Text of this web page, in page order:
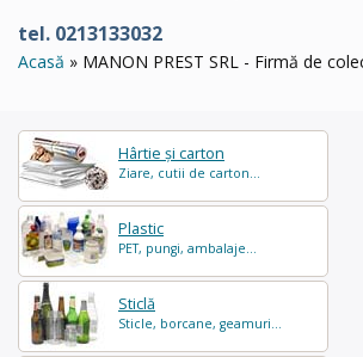
tel. 0213133032
Acasă MANON PREST SRL - Firmă de
Hârtie și carton
Ziare, cutii de carton...
Plastic
PET, pungi, ambalaje...
Sticlă
Sticle, borcane, geamuri...